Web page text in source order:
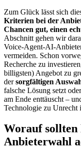
Zum Glück lässt sich
Kriterien bei der
Chancen gut, einen
Abschnitt gehen wir
Voice-Agent-AI-
vermeiden. Schon
Recherche zu
billigsten) Angebot zu
dersorgfältigen
falsche Lösung setzt
am Ende enttäuscht –
Technologie zu Unrecht
Worauf
Anbieterwahl